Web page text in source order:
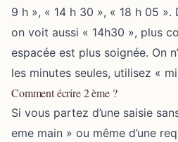
9 h », « 14 h 30 », « 18 h 05 ».
on voit aussi « 14h30 », plus
espacée est plus soignée. On
les minutes seules, utilisez «
Comment écrire 2 ème ?
Si vous partez d’une saisie
eme main » ou même d’une